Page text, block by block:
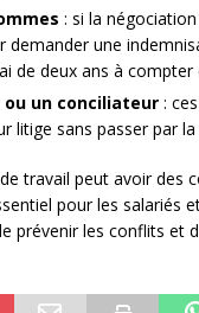
: si la
demander une
de deux ans à
ou un conciliateur :
litige sans passer par
travail peut avoir des
pour les salariés
prévenir les conflits et